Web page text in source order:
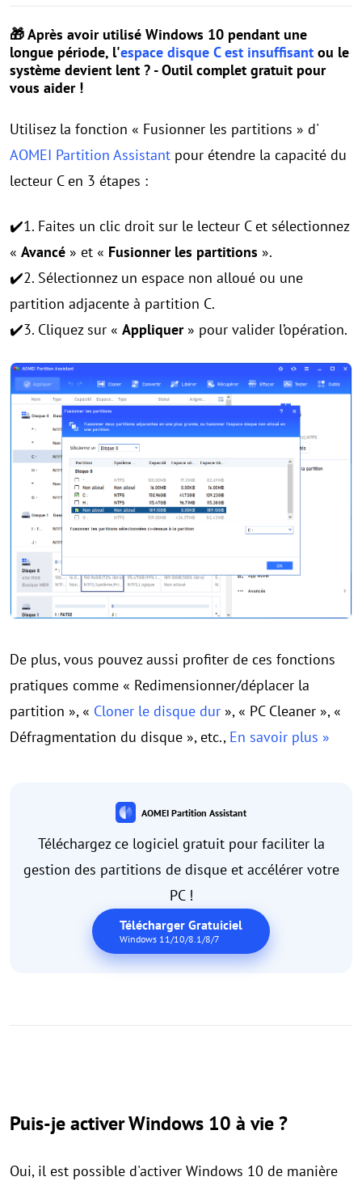
🎁 Après avoir utilisé Windows 10 pendant une
longue période, l'espace disque C est insuffisant ou le
système devient lent ? - Outil complet gratuit pour
vous aider !
Utilisez la fonction « Fusionner les partitions » d'
AOMEI Partition Assistant pour étendre la capacité du
lecteur C en 3 étapes :
✔️1. Faites un clic droit sur le lecteur C et sélectionnez
« Avancé » et « Fusionner les partitions ».
✔️2. Sélectionnez un espace non alloué ou une
partition adjacente à partition C.
✔️3. Cliquez sur « Appliquer» pour valider l’opération.
De plus, vous pouvez aussi profiter de ces fonctions
pratiques comme « Redimensionner/déplacer la
partition », « Cloner le disque dur », « PC Cleaner », «
Défragmentation du disque », etc., En savoir plus »
AOMEI Partition Assistant
Téléchargez ce logiciel gratuit pour faciliter la
gestion des partitions de disque et accélérer votre
PC !
Télécharger Gratuiciel
Windows 11/10/8.1/8/7
Puis-je activer Windows 10 à vie ?
Oui, il est possible d'activer Windows 10 de manière